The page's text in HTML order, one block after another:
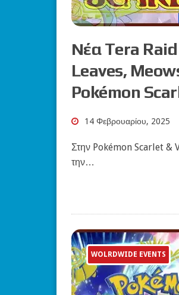
Νέα Tera
Leaves,
Pokémon
14 Φεβρουαρίου, 2025
Στην Pokémon Scarlet &
την…
WOLRDWIDE EVENTS